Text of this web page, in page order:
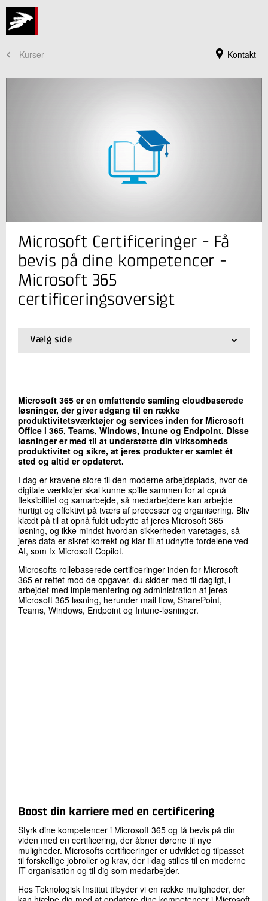
Kontakt
Kurser
Jeg er din kontaktperson
Charlotte Heimann
Seniorspecialist
Uddannelse
+45 72 20 31 47
Send e-mail
Skriv til mig
Send
Microsoft Certificeringer - Få
bevis på dine kompetencer -
Microsoft 365
certificeringsoversigt
Vælg side
01.Forside
05.Dynamics 365 certificeringsoversigt
06.Power Platform certificeringsoversigt
07. Security, Compliance and Identity
certificeringsoversigt
08.Microsoft Applied Skills
Microsoft 365 er en omfattende samling cloudbaserede
løsninger, der giver adgang til en række
produktivitetsværktøjer og services inden for Microsoft
Office i 365, Teams, Windows, Intune og Endpoint. Disse
løsninger er med til at understøtte din virksomheds
produktivitet og sikre, at jeres produkter er samlet ét
sted og altid er opdateret.
I dag er kravene store til den moderne arbejdsplads, hvor de
digitale værktøjer skal kunne spille sammen for at opnå
fleksibilitet og samarbejde, så medarbejdere kan arbejde
hurtigt og effektivt på tværs af processer og organisering. Bliv
klædt på til at opnå fuldt udbytte af jeres Microsoft 365
løsning, og ikke mindst hvordan sikkerheden varetages, så
jeres data er sikret korrekt og klar til at udnytte fordelene ved
AI, som fx Microsoft Copilot.
Microsofts rollebaserede certificeringer inden for Microsoft
365 er rettet mod de opgaver, du sidder med til dagligt, i
arbejdet med implementering og administration af jeres
Microsoft 365 løsning, herunder mail flow, SharePoint,
Teams, Windows, Endpoint og Intune-løsninger.
Boost din karriere med en certificering
Styrk dine kompetencer i Microsoft 365 og få bevis på din
viden med en certificering, der åbner dørene til nye
muligheder. Microsofts certificeringer er udviklet og tilpasset
til forskellige jobroller og krav, der i dag stilles til en moderne
IT-organisation og til dig som medarbejder.
Hos Teknologisk Institut tilbyder vi en række muligheder, der